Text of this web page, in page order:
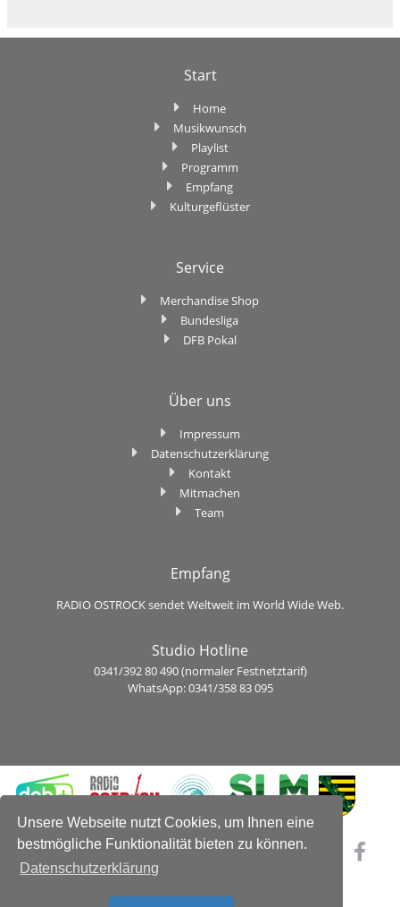
Unsere Webseite nutzt Cookies, um Ihnen eine
bestmögliche Funktionalität bieten zu können.
Datenschutzerklärung
Start
Home
Musikwunsch
Playlist
Programm
Empfang
Kulturgeflüster
Service
Merchandise Shop
Bundesliga
DFB Pokal
Über uns
Impressum
Datenschutzerklärung
Kontakt
Mitmachen
Team
Empfang
RADIO OSTROCK sendet Weltweit im World Wide Web.
Studio Hotline
0341/392 80 490 (normaler Festnetztarif)
WhatsApp: 0341/358 83 095